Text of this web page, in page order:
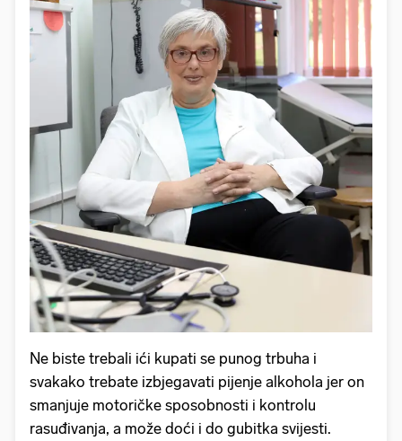
Ne biste trebali ići kupati se punog trbuha i
svakako trebate izbjegavati pijenje alkohola jer on
smanjuje motoričke sposobnosti i kontrolu
rasuđivanja, a može doći i do gubitka svijesti.